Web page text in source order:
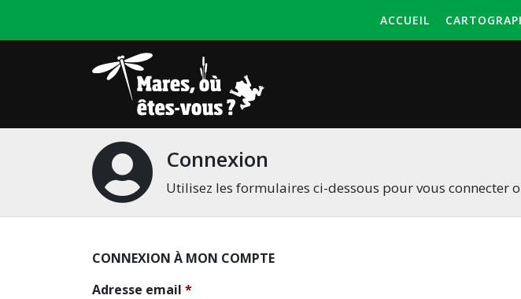
ACCUEIL
Connexion
Utilisez les formulaires ci-dessous pour vous connecter
CONNEXION À MON COMPTE
Adresse email